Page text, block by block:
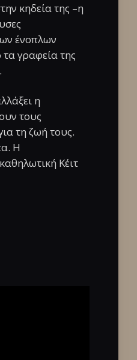
κηδεία της –η
ένοπλων
γραφεία της
η
τους
τη ζωή τους.
Η
Κέιτ